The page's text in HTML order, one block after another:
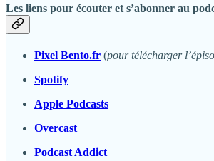
Les liens pour écouter et s’abonner au
Pixel Bento.fr (pour télécharger
Spotify
Apple Podcasts
Overcast
Podcast Addict